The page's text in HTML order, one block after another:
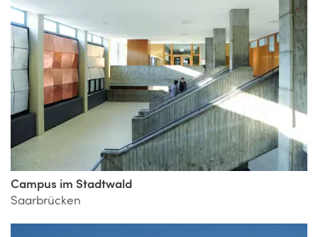
Campus im Stadtwald
Saarbrücken